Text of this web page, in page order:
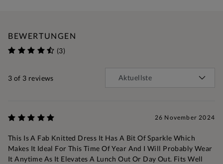
BEWERTUNGEN
(3)
3 of 3 reviews
26 November 2024
This Is A Fab Knitted Dress It Has A Bit Of Sparkle Which
Makes It Ideal For This Time Of Year And I Will Probably Wear
It Anytime As It Elevates A Lunch Out Or Day Out. Fits Well